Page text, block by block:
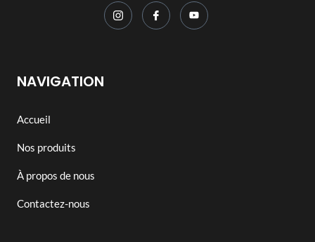
NAVIGATION
Accueil
Nos produits
À propos de nous
Contactez-nous